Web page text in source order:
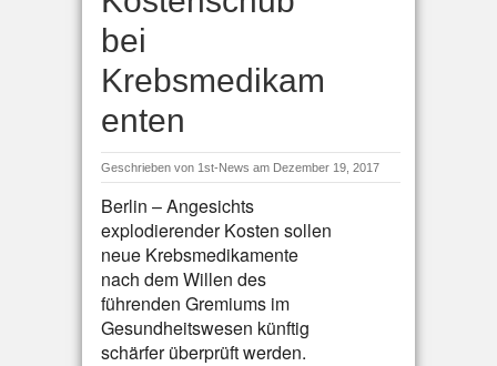
bei
Krebsmedikam
enten
Geschrieben von 1st-News am Dezember 19, 2017
Berlin – Angesichts
explodierender Kosten sollen
neue Krebsmedikamente
nach dem Willen des
führenden Gremiums im
Gesundheitswesen künftig
schärfer überprüft werden.